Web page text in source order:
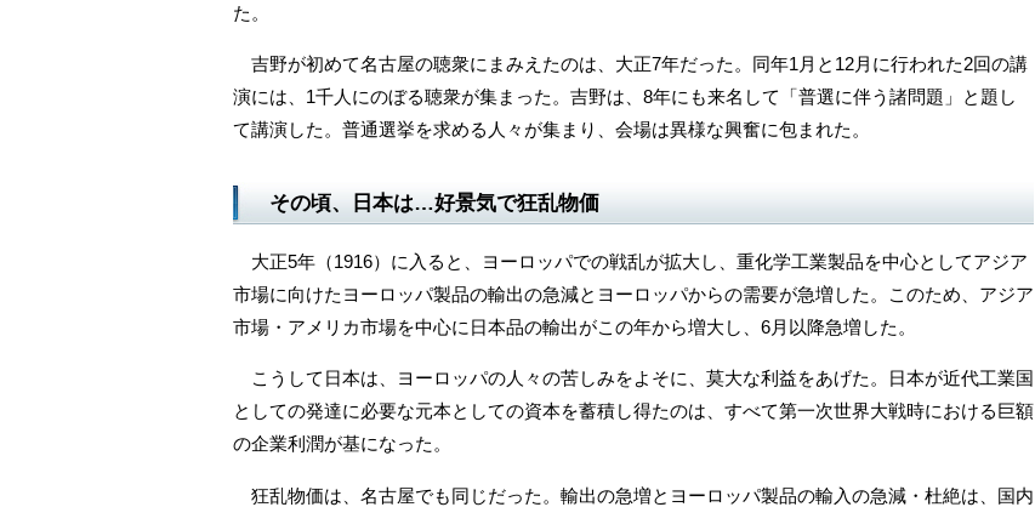
た。
吉野が初めて名古屋の聴衆にまみえたのは、大正7年だった。同年1月と12月に行われた2回の講
演には、1千人にのぼる聴衆が集まった。吉野は、8年にも来名して「普選に伴う諸問題」と題し
て講演した。普通選挙を求める人々が集まり、会場は異様な興奮に包まれた。
その頃、日本は…好景気で狂乱物価
大正5年（1916）に入ると、ヨーロッパでの戦乱が拡大し、重化学工業製品を中心としてアジア
市場に向けたヨーロッパ製品の輸出の急減とヨーロッパからの需要が急増した。このため、アジア
市場・アメリカ市場を中心に日本品の輸出がこの年から増大し、6月以降急増した。
こうして日本は、ヨーロッパの人々の苦しみをよそに、莫大な利益をあげた。日本が近代工業国
としての発達に必要な元本としての資本を蓄積し得たのは、すべて第一次世界大戦時における巨額
の企業利潤が基になった。
狂乱物価は、名古屋でも同じだった。輸出の急増とヨーロッパ製品の輸入の急減・杜絶は、国内